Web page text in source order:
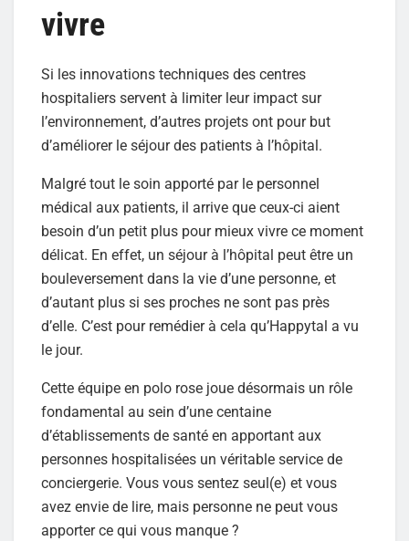
vivre
Si les innovations techniques des centres
hospitaliers servent à limiter leur impact sur
l’environnement, d’autres projets ont pour but
d’améliorer le séjour des patients à l’hôpital.
Malgré tout le soin apporté par le personnel
médical aux patients, il arrive que ceux-ci aient
besoin d’un petit plus pour mieux vivre ce moment
délicat. En effet, un séjour à l’hôpital peut être un
bouleversement dans la vie d’une personne, et
d’autant plus si ses proches ne sont pas près
d’elle. C’est pour remédier à cela qu’Happytal a vu
le jour.
Cette équipe en polo rose joue désormais un rôle
fondamental au sein d’une centaine
d’établissements de santé en apportant aux
personnes hospitalisées un véritable service de
conciergerie. Vous vous sentez seul(e) et vous
avez envie de lire, mais personne ne peut vous
apporter ce qui vous manque ?